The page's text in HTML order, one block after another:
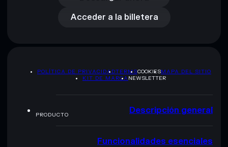
Acceder a la billetera
POLÍTICA DE PRIVACIDADTERMSCOOKIESMAPA DEL SITIO
KIT DE MARCA NEWSLETTER
PRODUCTO Descripción general
Funcionalidades esenciales